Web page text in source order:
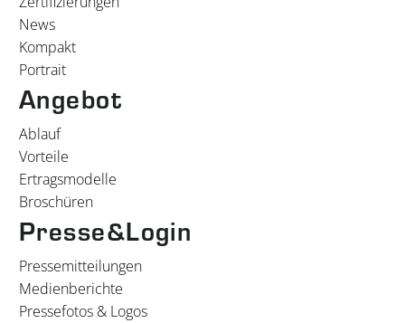
News
Kompakt
Portrait
Angebot
Ablauf
Vorteile
Ertragsmodelle
Broschüren
Presse&Login
Pressemitteilungen
Medienberichte
Pressefotos & Logos